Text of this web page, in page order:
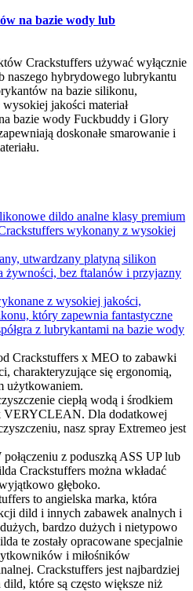
na bazie wody lub
Crackstuffers używać wyłącznie
naszego hybrydowego lubrykantu
na bazie silikonu,
jakości materiał
bazie wody Fuckbuddy i Glory
doskonałe smarowanie i
dildo analne klasy premium
wykonany z wysokiej
utwardzany platyną silikon
żywności, bez ftalanów i przyjazny
z wysokiej jakości,
który zapewnia fantastyczne
z lubrykantami na bazie wody
Crackstuffers x MEO to zabawki
charakteryzujące się ergonomią,
użytkowaniem.
ciepłą wodą i środkiem
VERYCLEAN. Dla dodatkowej
nasz spray Extremeo jest
z poduszką ASS UP lub
Crackstuffers można wkładać
głęboko.
to angielska marka, która
dild i innych zabawek analnych i
bardzo dużych i nietypowo
te zostały opracowane specjalnie
i miłośników
Crackstuffers jest najbardziej
które są często większe niż